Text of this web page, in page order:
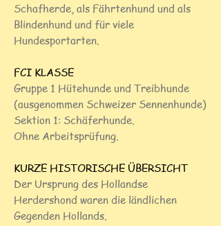
Schafherde, als Fährtenhund und als
Blindenhund und für viele
Hundesportarten.
FCI KLASSE
Gruppe 1 Hütehunde und Treibhunde
(ausgenommen Schweizer Sennenhunde)
Sektion 1: Schäferhunde.
Ohne Arbeitsprüfung.
KURZE HISTORISCHE ÜBERSICHT
Der Ursprung des Hollandse
Herdershond waren die ländlichen
Gegenden Hollands.